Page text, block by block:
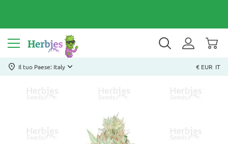
Il tuo Paese: Italy € EUR IT